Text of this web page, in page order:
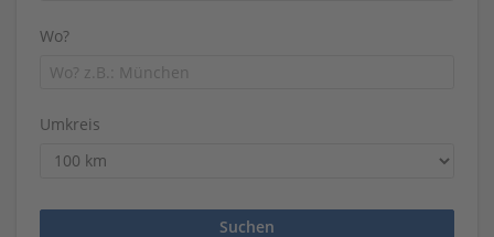
Wo?
Umkreis